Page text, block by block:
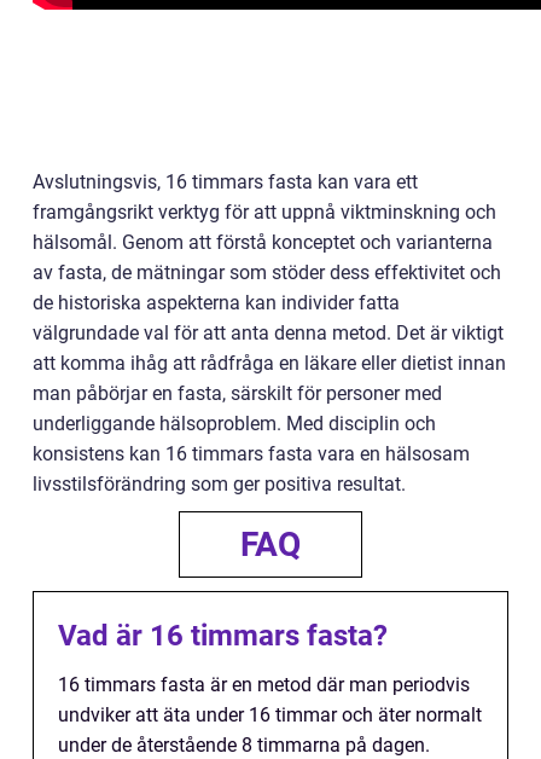
Avslutningsvis, 16 timmars fasta kan vara ett
framgångsrikt verktyg för att uppnå viktminskning och
hälsomål. Genom att förstå konceptet och varianterna
av fasta, de mätningar som stöder dess effektivitet och
de historiska aspekterna kan individer fatta
välgrundade val för att anta denna metod. Det är viktigt
att komma ihåg att rådfråga en läkare eller dietist innan
man påbörjar en fasta, särskilt för personer med
underliggande hälsoproblem. Med disciplin och
konsistens kan 16 timmars fasta vara en hälsosam
livsstilsförändring som ger positiva resultat.
FAQ
Vad är 16 timmars fasta?
16 timmars fasta är en metod där man periodvis
undviker att äta under 16 timmar och äter normalt
under de återstående 8 timmarna på dagen.